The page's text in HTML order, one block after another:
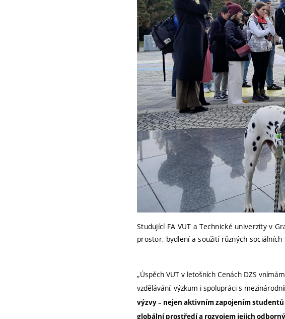
Studující FA VUT a Technické univerzity v
prostor, bydlení a soužití různých
„Úspěch VUT v letošních Cenách DZS
vzdělávání, výzkum i spolupráci s
výzvy – nejen aktivním zapojením
globální prostředí a rozvojem jejich